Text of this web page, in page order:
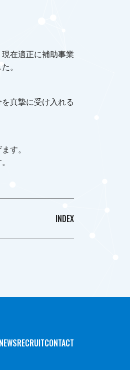
在適正に補助事業
。
真摯に受け入れる
す。
INDEX
NEWSRECRUITCONTACT